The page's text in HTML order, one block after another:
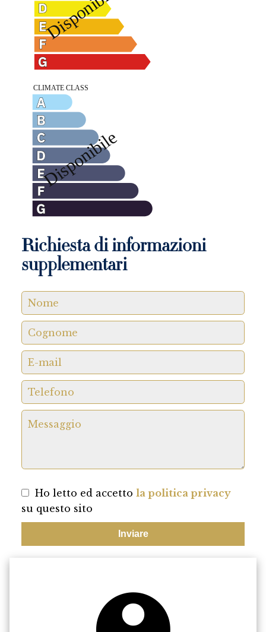
Richiesta di informazioni
supplementari
Ho letto ed accetto la politica privacy
su questo sito
Inviare